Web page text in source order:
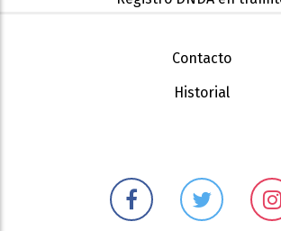
Contacto
Historial